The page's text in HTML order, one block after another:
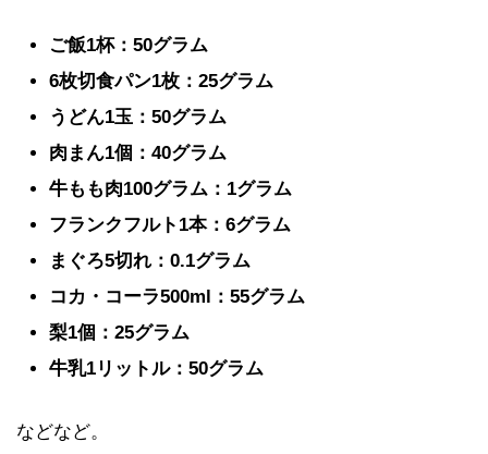
ご飯1杯：50グラム
6枚切食パン1枚：25グラム
うどん1玉：50グラム
肉まん1個：40グラム
牛もも肉100グラム：1グラム
フランクフルト1本：6グラム
まぐろ5切れ：0.1グラム
コカ・コーラ500ml：55グラム
梨1個：25グラム
牛乳1リットル：50グラム
などなど。